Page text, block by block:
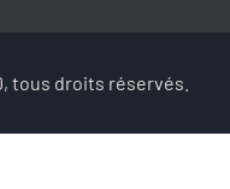
tous droits réservés.